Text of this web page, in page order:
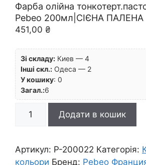
Фарба олійна
Pebeo 200мл|СІЄНА ПАЛЕНА
451,00 ₴
Зі складу: Киев — 4
Інші скл.: Одеса — 2
У кошику: 0
Загал.:6
Фарба
"XL"
Pebeo
Додати в кошик
Артикул: P-200022 Категорія:
кольори Бренд: Pebeo